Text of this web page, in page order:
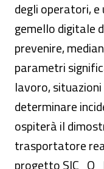
degli operatori, e
gemello digitale
prevenire,
parametri
lavoro,
determinare
ospiterà il
trasportatore
progetto